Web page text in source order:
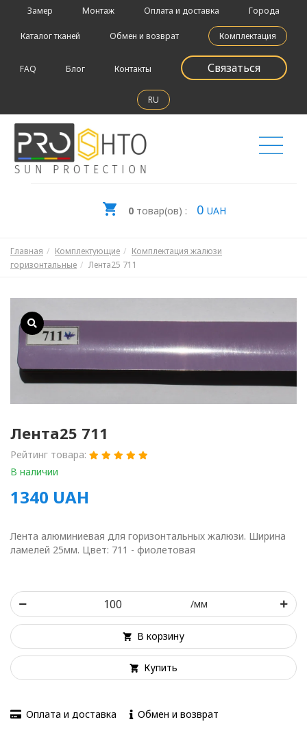
Замер Монтаж Оплата и доставка Города
Каталог тканей Обмен и возврат Комплектация
FAQ Блог Контакты Связаться
RU
0товар(ов) : 0 UAH
Главная Комплектующие
Комплектация жалюзи
горизонтальные
Лента25 711
Лента25 711
Рейтинг товара:
В наличии
1340 UAH
Лента алюминиевая для горизонтальных жалюзи. Ширина
ламелей 25мм. Цвет: 711 - фиолетовая
/мм
В корзину
Купить
Оплата и доставка Обмен и возврат